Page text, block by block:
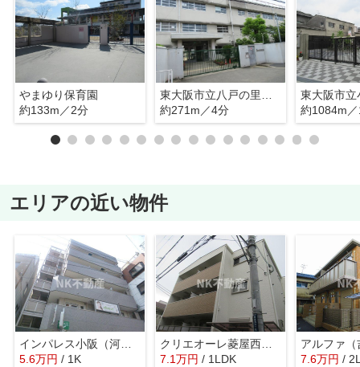
やまゆり保育園
約133m／2分
約271m／4分
東大阪市立
約1084m
エリアの近い物件
インパレス小阪（河内小阪賃貸）
5.6万円 / 1K
クリエオーレ菱屋西（河内小阪賃貸）
7.1万円 / 1LDK
アルファ
7.6万円 /